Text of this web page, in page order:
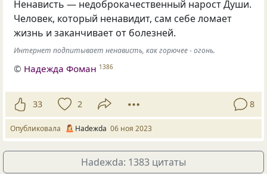
Ненависть — недоброкачественный нарост Души.
Человек, который ненавидит, сам себе ломает
жизнь и заканчивает от болезней.
Интернет подпитывает ненависть, как горючее - огонь.
© Надежда Фоман 1386
33 2 8
Опубликовала Нadeжda 06 ноя 2023
Нadeжda: 1383 цитаты